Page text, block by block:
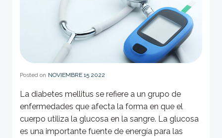
Posted on NOVIEMBRE 15 2022
La diabetes mellitus se refiere a un grupo de
enfermedades que afecta la forma en que el
cuerpo utiliza la glucosa en la sangre. La glucosa
es una importante fuente de energía para las